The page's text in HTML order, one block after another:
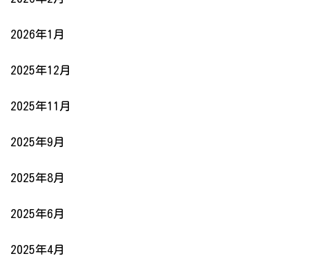
2026年1月
2025年12月
2025年11月
2025年9月
2025年8月
2025年6月
2025年4月